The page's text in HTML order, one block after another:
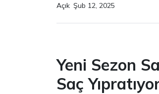
Açık Şub 12, 2025
Yeni Sezon
Saç